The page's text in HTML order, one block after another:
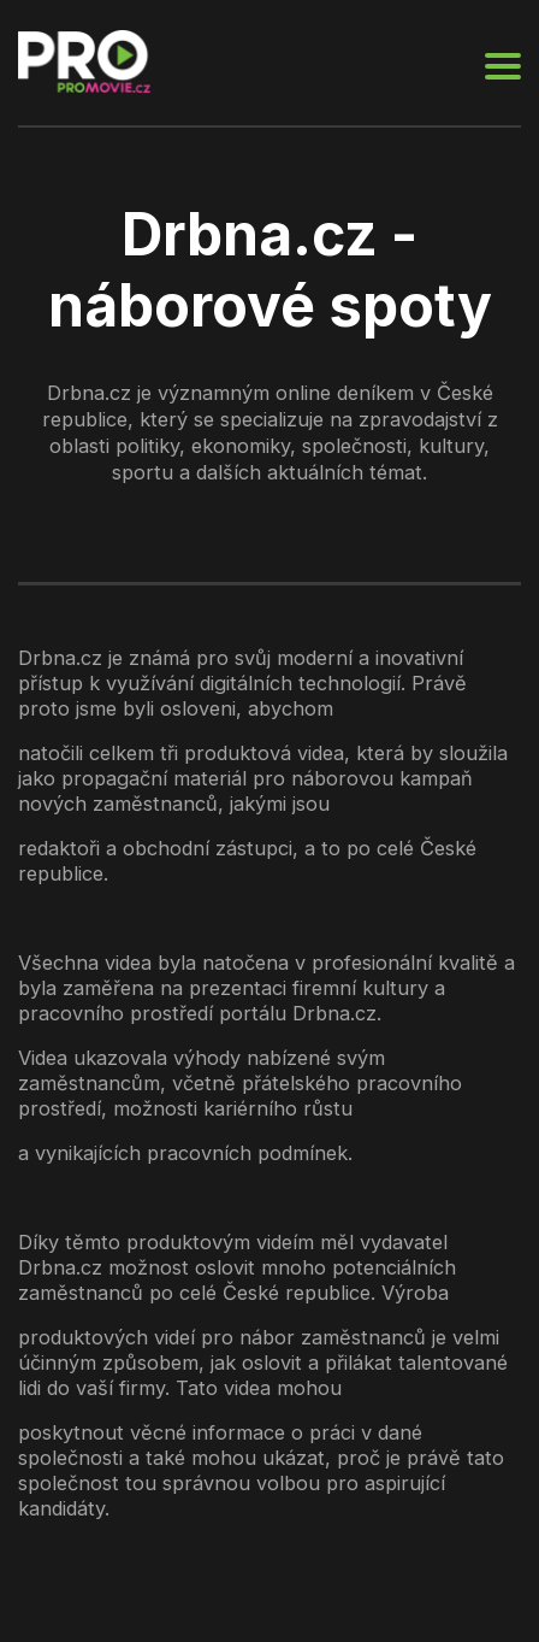
Drbna.cz -
náborové spoty
Drbna.cz je významným online deníkem v České
republice, který se specializuje na zpravodajství z
oblasti politiky, ekonomiky, společnosti, kultury,
sportu a dalších aktuálních témat.
Drbna.cz je známá pro svůj moderní a inovativní
přístup k využívání digitálních technologií. Právě
proto jsme byli osloveni, abychom
natočili celkem tři produktová videa, která by sloužila
jako propagační materiál pro náborovou kampaň
nových zaměstnanců, jakými jsou
redaktoři a obchodní zástupci, a to po celé České
republice.
Všechna videa byla natočena v profesionální kvalitě a
byla zaměřena na prezentaci firemní kultury a
pracovního prostředí portálu Drbna.cz.
Videa ukazovala výhody nabízené svým
zaměstnancům, včetně přátelského pracovního
prostředí, možnosti kariérního růstu
a vynikajících pracovních podmínek.
Díky těmto produktovým videím měl vydavatel
Drbna.cz možnost oslovit mnoho potenciálních
zaměstnanců po celé České republice. Výroba
produktových videí pro nábor zaměstnanců je velmi
účinným způsobem, jak oslovit a přilákat talentované
lidi do vaší firmy. Tato videa mohou
poskytnout věcné informace o práci v dané
společnosti a také mohou ukázat, proč je právě tato
společnost tou správnou volbou pro aspirující
kandidáty.